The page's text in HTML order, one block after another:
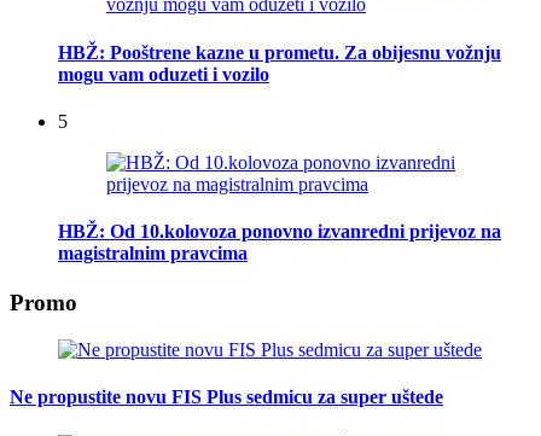
HBŽ: Pooštrene kazne u prometu. Za obijesnu vožnju
mogu vam oduzeti i vozilo
5
HBŽ: Od 10.kolovoza ponovno izvanredni prijevoz na
magistralnim pravcima
Promo
Ne propustite novu FIS Plus sedmicu za super uštede